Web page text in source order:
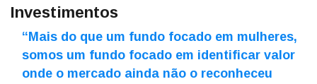
Investimentos
“Mais do que um fundo focado em mulheres,
somos um fundo focado em identificar valor
onde o mercado ainda não o reconheceu